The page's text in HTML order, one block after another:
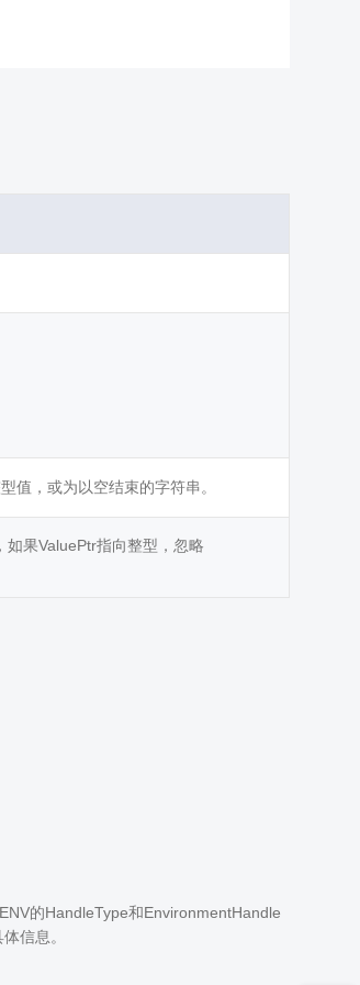
值，或为以空结束的字符串。
果ValuePtr指向整型，忽略
的HandleType和EnvironmentHandle
信息。